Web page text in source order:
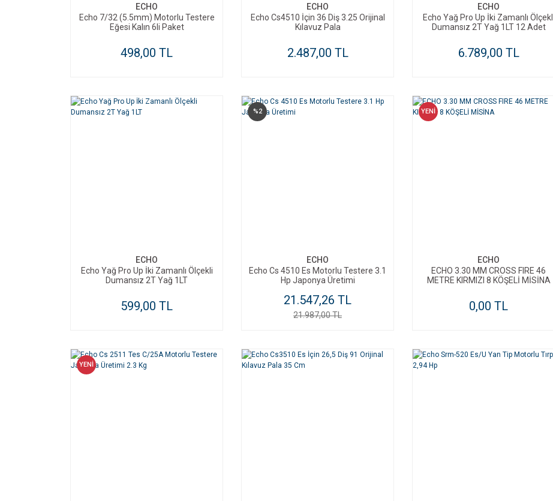
ECHO
Echo 7/32 (5.5mm) Motorlu Testere
Eğesi Kalın 6li Paket
498,00 TL
ECHO
Echo Cs4510 İçin 36 Diş 3.25 Orijinal
Kılavuz Pala
2.487,00 TL
ECHO
Echo Yağ Pro Up İki Zamanlı
Dumansız 2T Yağ 1LT 12 Adet
6.789,00 TL
ECHO
Echo Yağ Pro Up İki Zamanlı Ölçekli
Dumansız 2T Yağ 1LT
599,00 TL
%2
ECHO
Echo Cs 4510 Es Motorlu Testere 3.1
Hp Japonya Üretimi
21.547,26 TL
21.987,00 TL
YENİ
ECHO
ECHO 3.30 MM CROSS FIRE 46
METRE KIRMIZI 8 KÖŞELİ MİSİNA
0,00 TL
YENİ